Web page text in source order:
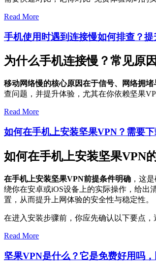
Read More
手机使用时遇到连接慢如何排查？
为什么手机连接慢？常见原
移动网络慢的核心原因在于信号、网络拥堵
查问题，并提升体验，尤其在你依赖坚果
Read More
如何在手机上安装坚果VPN？需要
如何在手机上安装坚果VPN
在手机上安装坚果VPN前提条件明确 ，这
绕你在安卓或iOS设备上的实际操作，给出
置，从而提升上网体验的安全性与稳定性。
在进入安装步骤前，你应先确认以下要点
Read More
坚果VPN是什么？它是免费好用吗